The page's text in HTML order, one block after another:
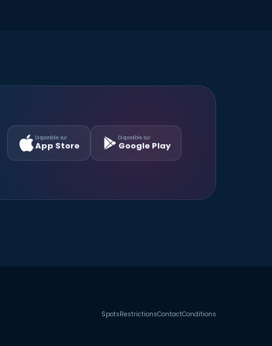
Disponible sur
App Store
Disponible sur
Google Play
SpotsRestrictionsContactConditions